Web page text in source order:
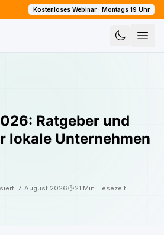
Kostenloses Webinar · Montags 19 Uhr
Ratgeber und
lokale Unternehmen
7. August 2026 21 Min. Lesezeit